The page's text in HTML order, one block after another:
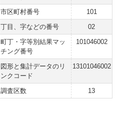
市区町村番号
101
丁目、字などの番号
02
町丁・字等別結果マッ
チング番号
101046002
図形と集計データのリ
ンクコード
13101046002
調査区数 13